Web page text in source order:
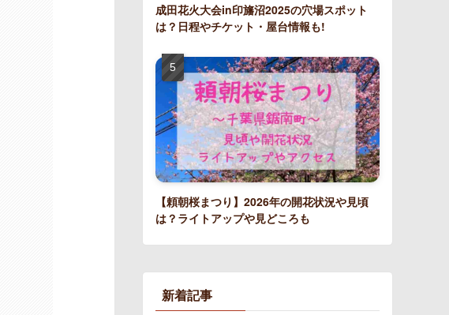
成田花火大会in印旛沼2025の穴場スポット
は？日程やチケット・屋台情報も!
【頼朝桜まつり】2026年の開花状況や見頃
は？ライトアップや見どころも
新着記事